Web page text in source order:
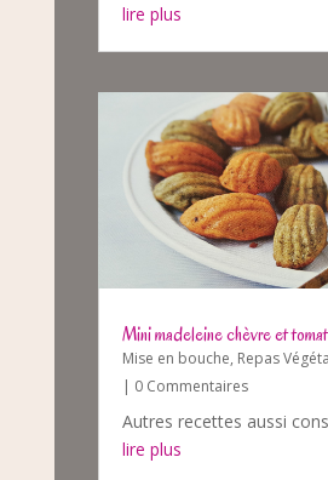
lire plus
Mini madeleine chèvre et
Mise en bouche, Repas
| 0 Commentaires
Autres recettes aussi
lire plus